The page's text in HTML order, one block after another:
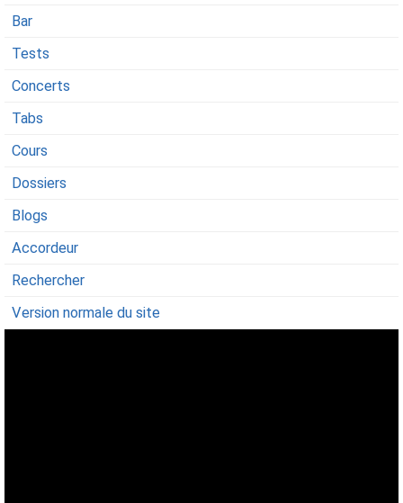
Bar
Tests
Concerts
Tabs
Cours
Dossiers
Blogs
Accordeur
Rechercher
Version normale du site